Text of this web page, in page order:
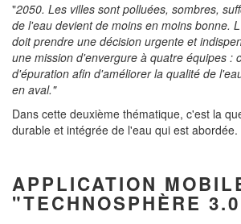
"2050. Les villes sont polluées, sombres,
de l'eau devient de moins en moins bonne.
doit prendre une décision urgente et
une mission d'envergure à quatre équipes :
d'épuration afin d'améliorer la qualité de
en aval."
Dans cette deuxième thématique, c'est la
durable et intégrée de l'eau qui est abordée.
APPLICATION
"TECHNOSPHÈRE